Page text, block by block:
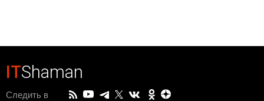
ITShaman
Следить в